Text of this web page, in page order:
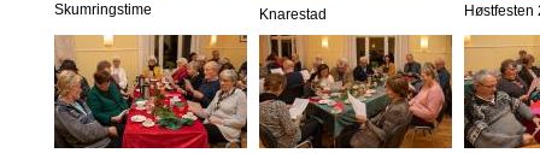
Skumringstime Knarestad Høstfesten